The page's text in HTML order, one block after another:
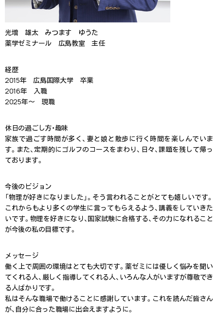
光増 雄太みつます ゆうた
薬学ゼミナール 広島教室 主任
経歴
2015年 広島国際大学 卒業
2016年 入職
2025年～ 現職
休日の過ごし方・趣味
家族で過ごす時間が多く、妻と娘と散歩に行く時間を楽しんでいま
す。また、定期的にゴルフのコースをまわり、日々、課題を残して帰っ
ております。
今後のビジョン
「物理が好きになりました」。そう言われることがとても嬉しいです。
これからもより多くの学生に言ってもらえるよう、講義をしていきた
いです。物理を好きになり、国家試験に合格する、その力になれること
が今後の私の目標です。
メッセージ
働く上で周囲の環境はとても大切です。薬ゼミには優しく悩みを聞い
てくれる人、厳しく指導してくれる人、いろんな人がいますが尊敬でき
る人ばかりです。
私はそんな職場で働けることに感謝しています。これを読んだ皆さん
が、自分に合った職場に出会えますように。